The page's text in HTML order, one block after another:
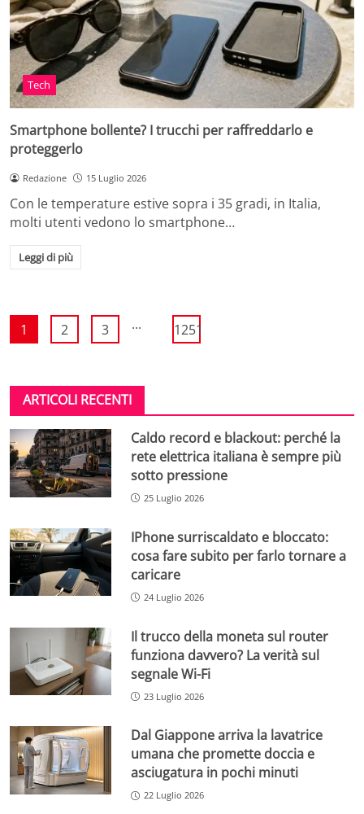
Tech
Smartphone bollente? I trucchi per raffreddarlo e
proteggerlo
Redazione 15 Luglio 2026
Con le temperature estive sopra i 35 gradi, in Italia,
molti utenti vedono lo smartphone…
Leggi di più
1 2 3 ... 1251
ARTICOLI RECENTI
Caldo record e blackout: perché la
rete elettrica italiana è sempre più
sotto pressione
25 Luglio 2026
IPhone surriscaldato e bloccato:
cosa fare subito per farlo tornare a
caricare
24 Luglio 2026
Il trucco della moneta sul router
funziona davvero? La verità sul
segnale Wi-Fi
23 Luglio 2026
Dal Giappone arriva la lavatrice
umana che promette doccia e
asciugatura in pochi minuti
22 Luglio 2026